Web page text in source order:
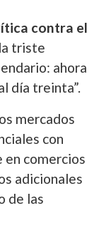
contra el
triste
ahora
día treinta”.
mercados
con
en comercios
adicionales
de las